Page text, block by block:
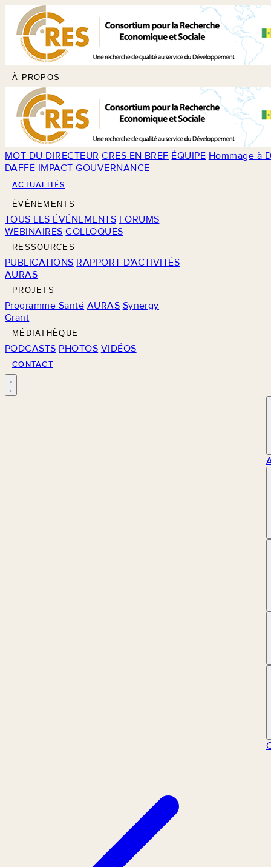
À PROPOS
MOT DU DIRECTEUR CRES EN BREF ÉQUIPE Hommage à
DAFFE IMPACT GOUVERNANCE
ACTUALITÉS
ÉVÉNEMENTS
TOUS LES ÉVÉNEMENTS FORUMS
WEBINAIRES COLLOQUES
RESSOURCES
PUBLICATIONS RAPPORT D'ACTIVITÉS
AURAS
PROJETS
Programme Santé AURAS Synergy
Grant
MÉDIATHÈQUE
PODCASTS PHOTOS VIDÉOS
CONTACT